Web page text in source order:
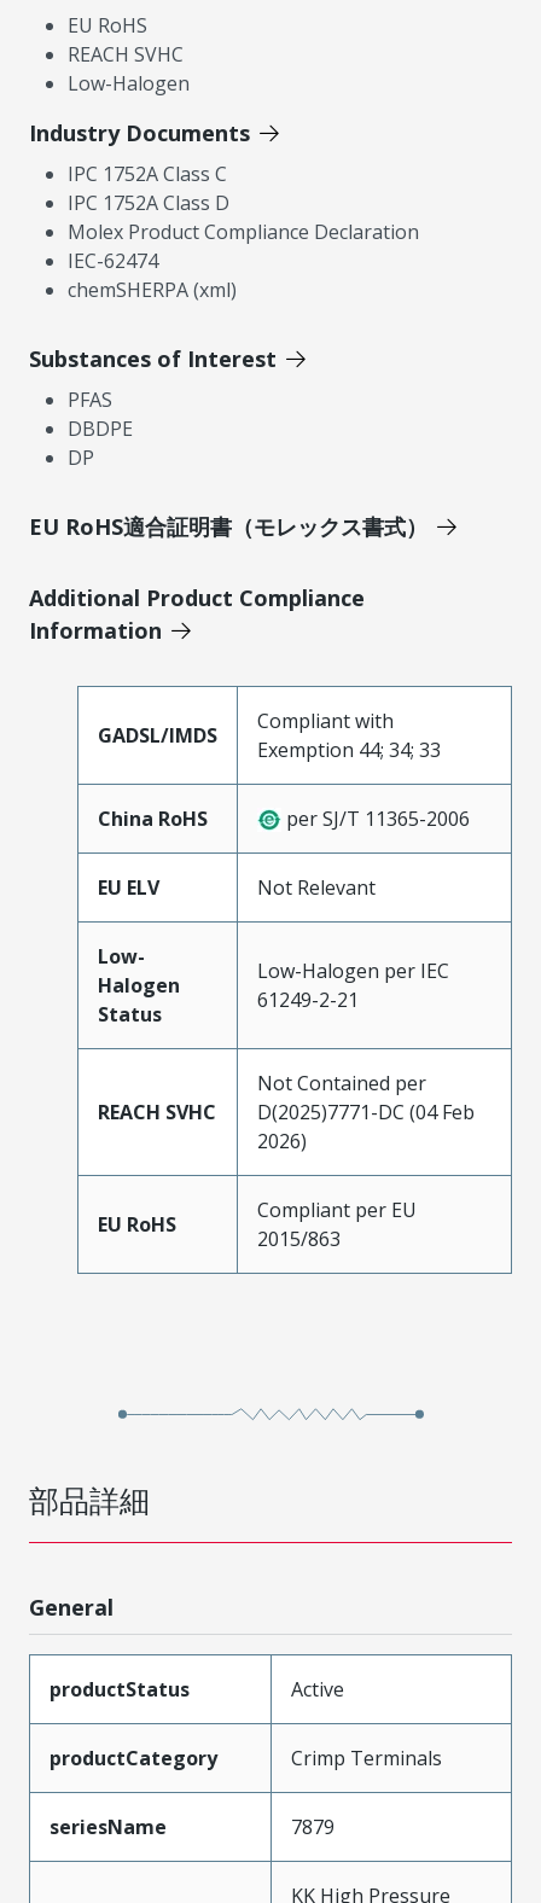
EU RoHS
REACH SVHC
Low-Halogen
Industry Documents
IPC 1752A Class C
IPC 1752A Class D
Molex Product Compliance Declaration
IEC-62474
chemSHERPA (xml)
Substances of Interest
PFAS
DBDPE
DP
EU RoHS適合証明書（モレックス書式）
Additional Product Compliance
Information
GADSL/IMDS
Compliant with
Exemption 44; 34; 33
China RoHS per SJ/T 11365-2006
EU ELV Not Relevant
Low-
Halogen
Status
Low-Halogen per IEC
61249-2-21
REACH SVHC
Not Contained per
D(2025)7771-DC (04 Feb
2026)
EU RoHS
Compliant per EU
2015/863
部品詳細
General
productStatus Active
productCategory Crimp Terminals
seriesName 7879
KK High Pressure